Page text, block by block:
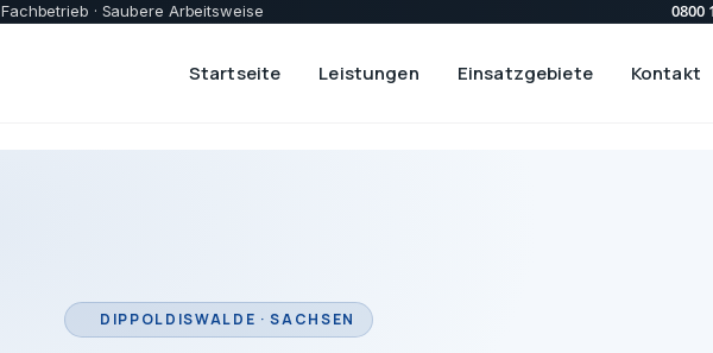
Fachbetrieb · Saubere Arbeitsweise 0800
Startseite Leistungen Einsatzgebiete Kontakt
DIPPOLDISWALDE · SACHSEN